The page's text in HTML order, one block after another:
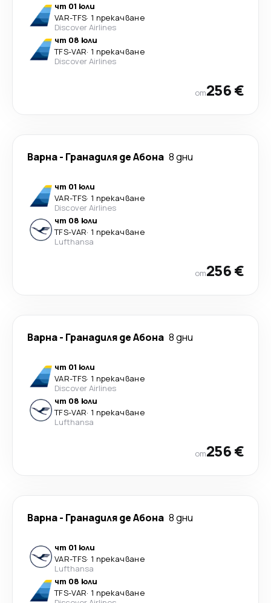
чт 01 юли
VAR-TFS· 1 прекачване
Discover Airlines
чт 08 юли
TFS-VAR· 1 прекачване
Discover Airlines
от256 €
Варна- Гранадиля де Абона 8 дни
чт 01 юли
VAR-TFS· 1 прекачване
Discover Airlines
чт 08 юли
TFS-VAR· 1 прекачване
Lufthansa
от256 €
Варна- Гранадиля де Абона 8 дни
чт 01 юли
VAR-TFS· 1 прекачване
Discover Airlines
чт 08 юли
TFS-VAR· 1 прекачване
Lufthansa
от256 €
Варна- Гранадиля де Абона 8 дни
чт 01 юли
VAR-TFS· 1 прекачване
Lufthansa
чт 08 юли
TFS-VAR· 1 прекачване